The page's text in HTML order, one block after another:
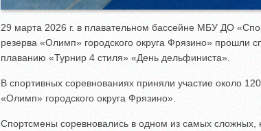
29 марта 2026 г. в плавательном бассейне МБУ ДО
резерва «Олимп» городского округа Фрязино» прошли
плаванию «Турнир 4 стиля» «День дельфиниста».
В спортивных соревнованиях приняли участие около
«Олимп» городского округа Фрязино».
Спортсмены соревновались в одном из самых